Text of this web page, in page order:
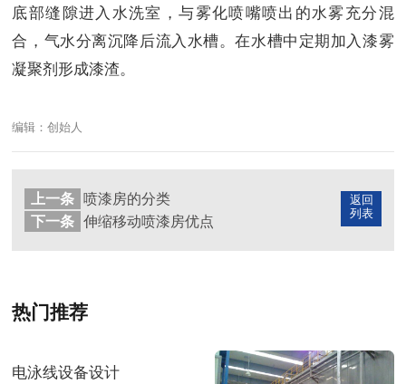
底部缝隙进入水洗室，与雾化喷嘴喷出的水雾充分混
合，气水分离沉降后流入水槽。在水槽中定期加入漆雾
凝聚剂形成漆渣。
编辑：创始人
返回
列表
上一条
喷漆房的分类
下一条
伸缩移动喷漆房优点
热门推荐
电泳线设备设计